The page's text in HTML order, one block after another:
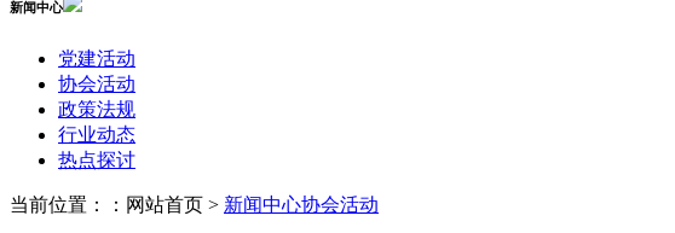
新闻中心
党建活动
协会活动
政策法规
行业动态
热点探讨
当前位置：：网站首页 > 新闻中心协会活动